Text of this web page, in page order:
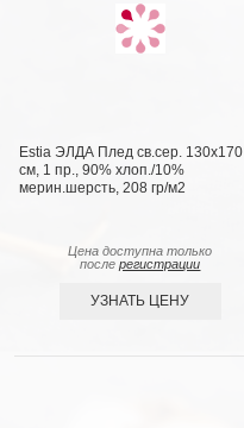
Estia ЭЛДА Плед св.сер. 130х170
см, 1 пр., 90% хлоп./10%
мерин.шерсть, 208 гр/м2
Цена доступна только
послерегистрации
УЗНАТЬ ЦЕНУ